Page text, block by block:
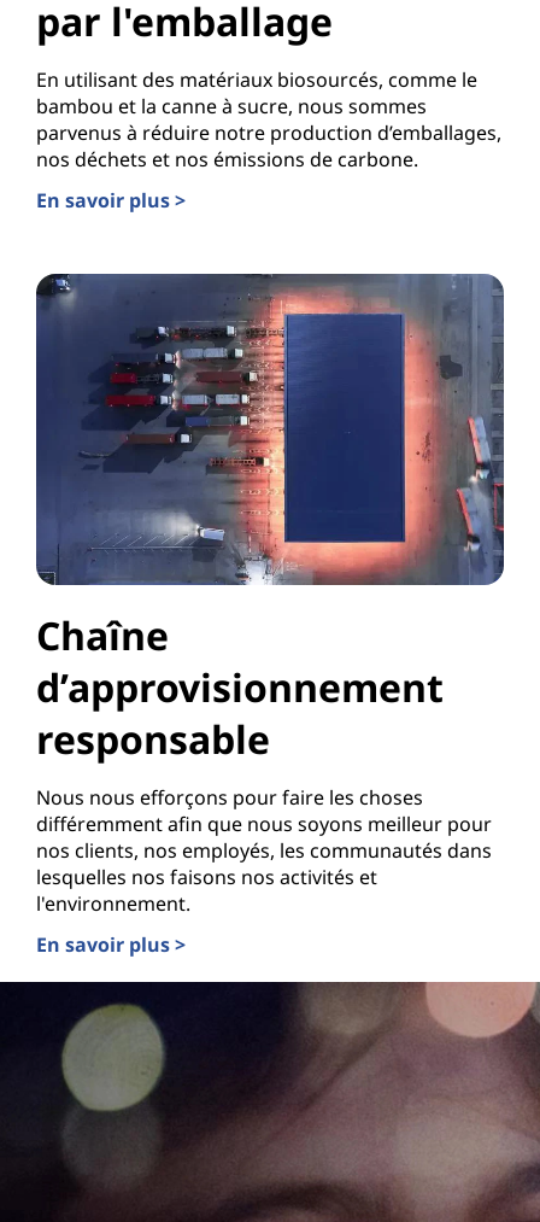
par l'emballage
En utilisant des matériaux biosourcés, comme le
bambou et la canne à sucre, nous sommes
parvenus à réduire notre production d’emballages,
nos déchets et nos émissions de carbone.
En savoir plus >
Chaîne
d’approvisionnement
responsable
Nous nous efforçons pour faire les choses
différemment afin que nous soyons meilleur pour
nos clients, nos employés, les communautés dans
lesquelles nos faisons nos activités et
l'environnement.
En savoir plus >